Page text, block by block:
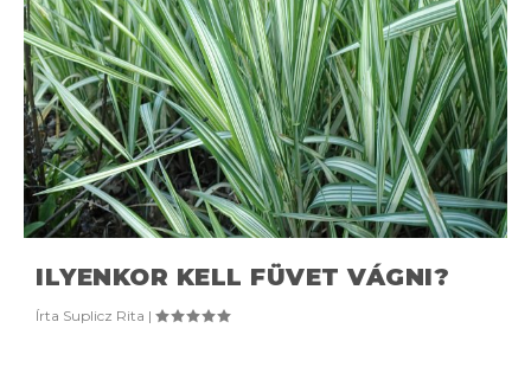
ILYENKOR KELL FÜVET VÁGNI?
Írta Suplicz Rita |